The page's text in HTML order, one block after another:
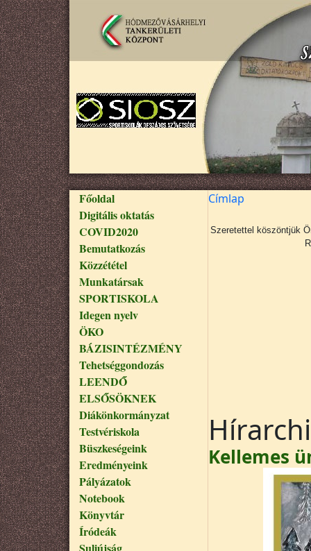
Ugrás a tartalomra
Fő navigáció
Főoldal
Digitális oktatás
COVID2020
Bemutatkozás
Közzététel
Munkatársak
SPORTISKOLA
Idegen nyelv
ÖKO
BÁZISINTÉZMÉNY
Tehetséggondozás
LEENDŐ
ELSŐSÖKNEK
Diákönkormányzat
Testvériskola
Büszkeségeink
Eredményeink
Pályázatok
Notebook
Könyvtár
Íródeák
Címlap
Szeretettel köszöntjük
Kellemes